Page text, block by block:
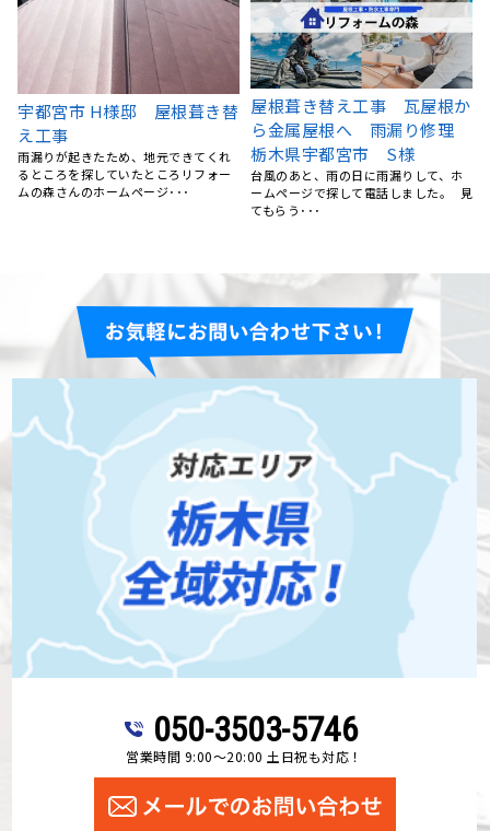
栃木県宇都宮市 通路防水工
事 ウレタン樹脂
元々水捌けが悪く、物々しい雰囲気の
通路でしたが、職人さんの素早い施工
栃木県宇都宮市 屋根 カバ
ー工法 横暖ルーフｓ(グリ
ーン)
外壁などは、定期的に高圧洗浄できれ
いにしていたので、 塗装や工事はうち
050-3503-5746
営業時間 9:00～20:00 土日祝も対応！